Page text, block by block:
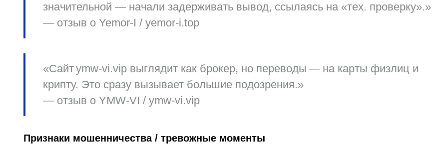
значительной — начали задерживать вывод, ссылаясь на «тех. проверку».»
— отзыв о Yemor‑I / yemor‑i.top
«Сайт ymw‑vi.vip выглядит как брокер, но переводы — на карты физлиц и
крипту. Это сразу вызывает большие подозрения.»
— отзыв о YMW‑VI / ymw‑vi.vip
Признаки мошенничества / тревожные моменты